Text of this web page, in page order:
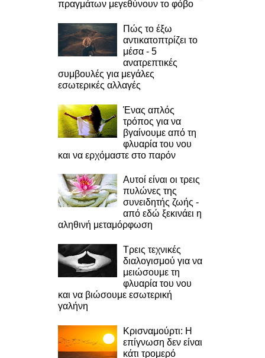
πραγμάτων μεγεθύνουν το φόβο
Πώς το έξω
αντικατοπτρίζει το
μέσα - 5
ανατρεπτικές
συμβουλές για μεγάλες
εσωτερικές αλλαγές
Ένας απλός
τρόπος για να
βγαίνουμε από τη
φλυαρία του νου
και να ερχόμαστε στο παρόν
Αυτοί είναι οι τρεις
πυλώνες της
συνειδητής ζωής -
από εδώ ξεκινάει η
αληθινή μεταμόρφωση
Τρεις τεχνικές
διαλογισμού για να
μειώσουμε τη
φλυαρία του νου
και να βιώσουμε εσωτερική
γαλήνη
Κρισναμούρτι: Η
επίγνωση δεν είναι
κάτι τρομερό